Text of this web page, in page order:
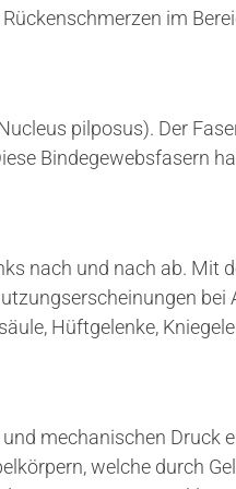
im
pilposus). Der
Bindegewebsfasern
nach und nach ab. Mit
bei
Hüftgelenke,
mechanischen Druck
welche durch